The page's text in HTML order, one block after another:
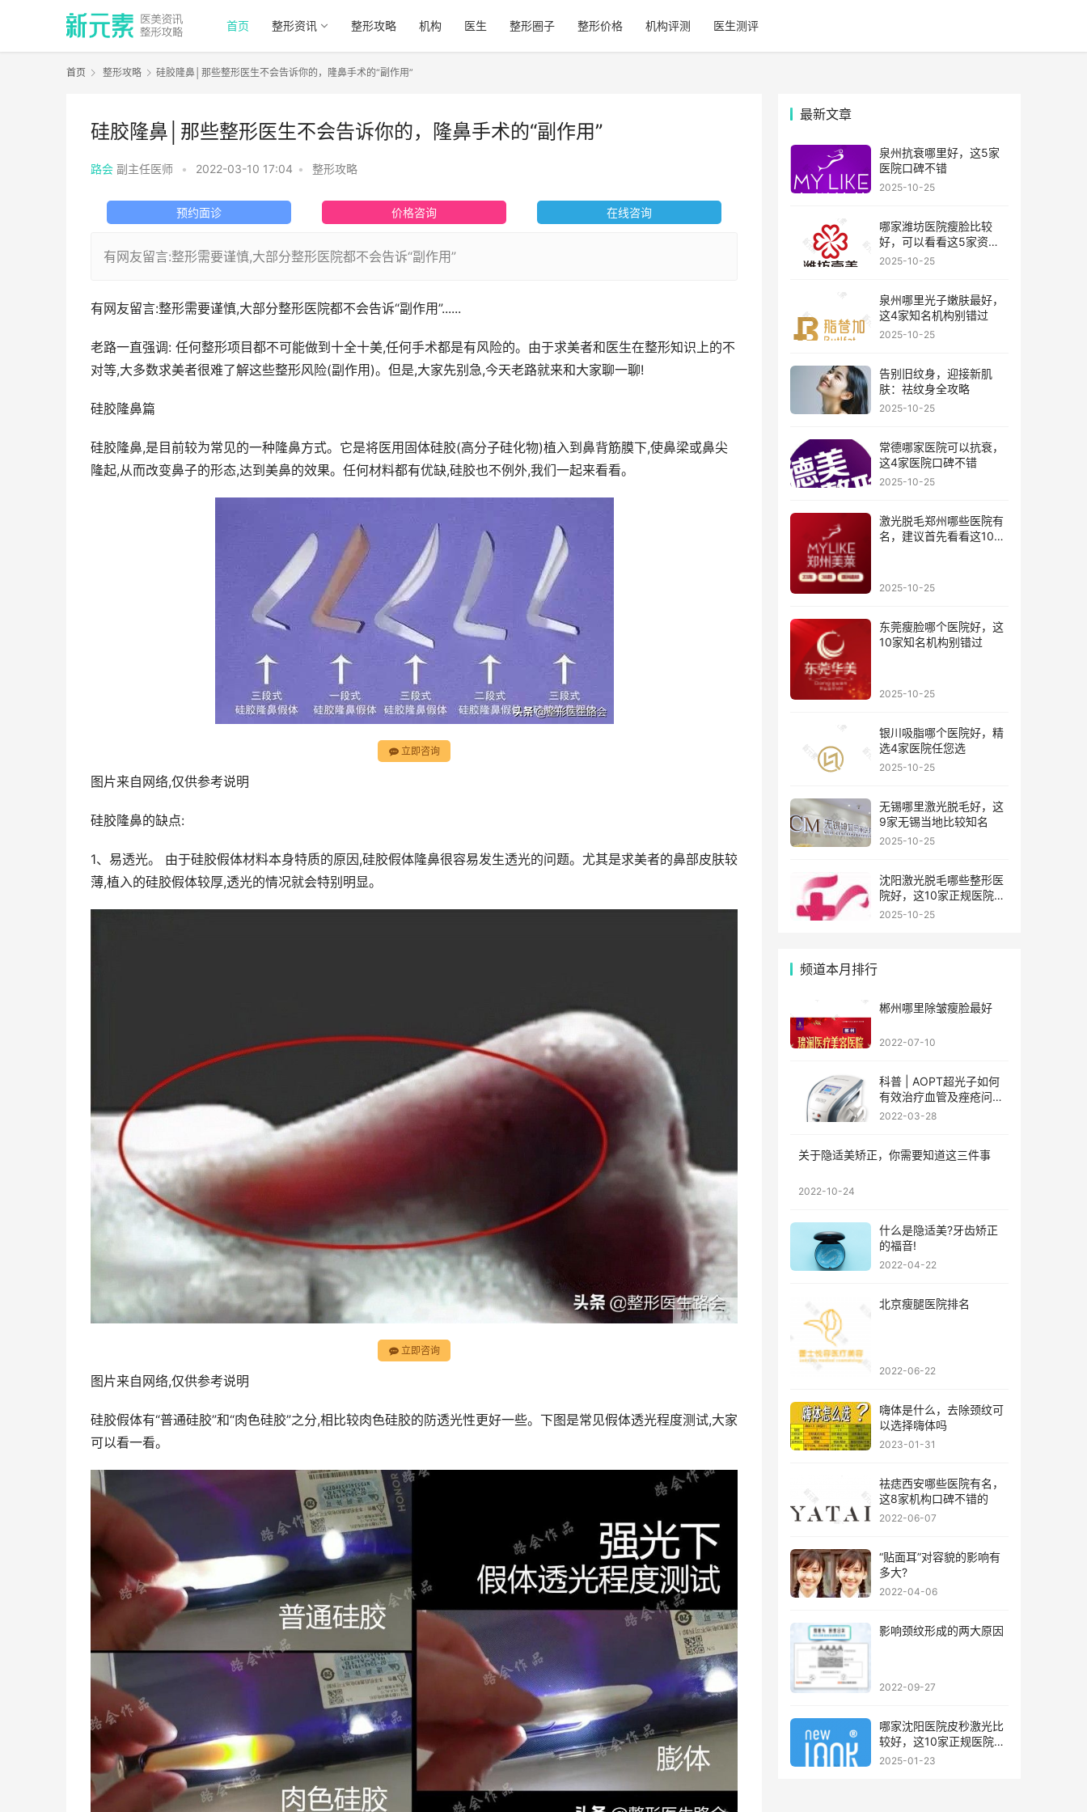
首页 整形资讯 整形攻略 机构 医生 整形圈子 整形价格 机构评测 医生测评
首页 整形攻略 硅胶隆鼻│那些整形医生不会告诉你的，隆鼻手术的“副作用”
硅胶隆鼻│那些整形医生不会告诉你的，隆鼻手术的“副作用”
路会 副主任医师 • 2022-03-10 17:04 • 整形攻略
预约面诊 价格咨询 在线咨询
有网友留言:整形需要谨慎,大部分整形医院都不会告诉“副作用”
有网友留言:整形需要谨慎,大部分整形医院都不会告诉“副作用”......
老路一直强调: 任何整形项目都不可能做到十全十美,任何手术都是有风险的。由于求美者和医生在整形知识上的不
对等,大多数求美者很难了解这些整形风险(副作用)。但是,大家先别急,今天老路就来和大家聊一聊!
硅胶隆鼻篇
硅胶隆鼻,是目前较为常见的一种隆鼻方式。它是将医用固体硅胶(高分子硅化物)植入到鼻背筋膜下,使鼻梁或鼻尖
隆起,从而改变鼻子的形态,达到美鼻的效果。任何材料都有优缺,硅胶也不例外,我们一起来看看。
立即咨询
图片来自网络,仅供参考说明
硅胶隆鼻的缺点:
1、易透光。 由于硅胶假体材料本身特质的原因,硅胶假体隆鼻很容易发生透光的问题。尤其是求美者的鼻部皮肤较
薄,植入的硅胶假体较厚,透光的情况就会特别明显。
立即咨询
图片来自网络,仅供参考说明
硅胶假体有“普通硅胶”和“肉色硅胶”之分,相比较肉色硅胶的防透光性更好一些。下图是常见假体透光程度测试,大家
可以看一看。
最新文章
泉州抗衰哪里好，这5家
医院口碑不错
2025-10-25
哪家潍坊医院瘦脸比较
好，可以看看这5家资历
比较老的机构
2025-10-25
泉州哪里光子嫩肤最好，
这4家知名机构别错过
2025-10-25
告别旧纹身，迎接新肌
肤：祛纹身全攻略
2025-10-25
常德哪家医院可以抗衰，
这4家医院口碑不错
2025-10-25
激光脱毛郑州哪些医院有
名，建议首先看看这10家
2025-10-25
东莞瘦脸哪个医院好，这
10家知名机构别错过
2025-10-25
银川吸脂哪个医院好，精
选4家医院任您选
2025-10-25
无锡哪里激光脱毛好，这
9家无锡当地比较知名
2025-10-25
沈阳激光脱毛哪些整形医
院好，这10家正规医院值
得你看看
2025-10-25
频道本月排行
郴州哪里除皱瘦脸最好
2022-07-10
科普 | AOPT超光子如何
有效治疗血管及痤疮问
题?
2022-03-28
关于隐适美矫正，你需要知道这三件事
2022-10-24
什么是隐适美?牙齿矫正
的福音!
2022-04-22
北京瘦腿医院排名
2022-06-22
嗨体是什么，去除颈纹可
以选择嗨体吗
2023-01-31
祛痣西安哪些医院有名，
这8家机构口碑不错的
2022-06-07
“贴面耳”对容貌的影响有
多大?
2022-04-06
影响颈纹形成的两大原因
2022-09-27
哪家沈阳医院皮秒激光比
较好，这10家正规医院值
得你看看
2025-01-23